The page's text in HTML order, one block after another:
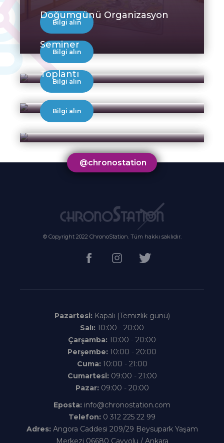
Bilgi alın
Doğumgünü Organizasyon
Bilgi alın
Seminer
Bilgi alın
Toplantı
Bilgi alın
@chronostation
© Copyright 2022 ChronoStation. Tüm hakkı saklıdır.
Pazartesi: Kapalı (Temizlik günü)
Salı: 10:00 - 20:00
Çarşamba: 10:00 - 20:00
Perşembe: 10:00 - 20:00
Cuma: 10:00 - 21:00
Cumartesi: 09:00 - 21:00
Pazar: 09:00 - 20:00
Eposta: info@chronostation.com
Telefon: 0 312 225 22 99
Adres: Angora Caddesi 209/29 Beysupark Yaşam
Merkezi 06680 Çayyolu / Ankara